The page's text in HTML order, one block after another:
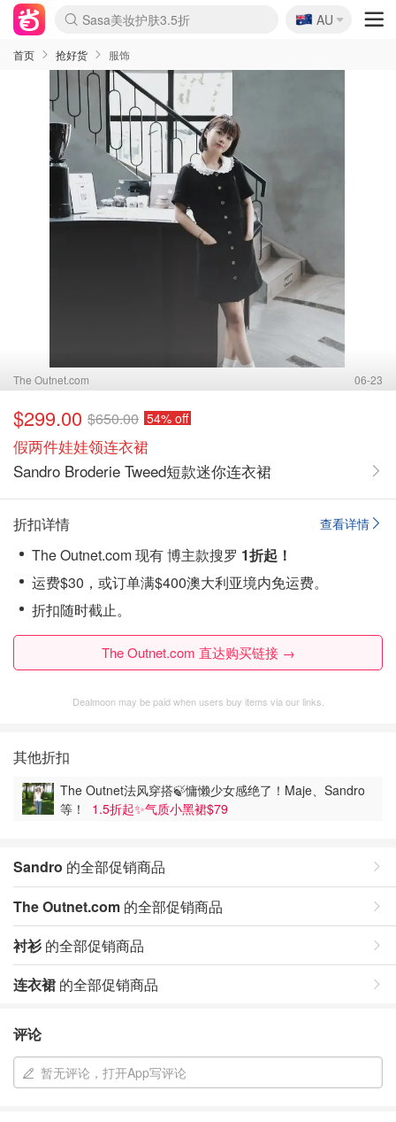
lululemon折扣上新
Sasa美妆护肤3.5折
SSENSE年中2.5折
FreshBeauty好价汇总
Cettire降价+叠9折
WWS Coles超市实拍
viagogo二手票捡漏
Myer超级周末
The Outnet奢牌1折起
David Jones 3折起
Flannels大牌1折
Perfumes Club护肤1折
AMIRO面罩$251
Amazon折扣汇总
eToro入金$200送$50
Amazon数码好物
ICONIC本周7.5折
ThedoubleF高奢地板价
Moose Knuckles 6折
丝芙兰5折起
EUFY摄像头$98
Selenichast首饰2折
Trip机票酒店促销
YSL送5件彩妆礼
Amazon家居好物
Amazon美妆护肤
雅漾大喷$8
过敏原检测盒$33
伊索独家赠50ml沐浴露
科颜氏高保湿面霜$29
SEALIFE海洋馆门票6折
丝塔芙大白罐$16
订阅Newsletter送香薰
Cult Beauty 6.8折
Harrods圣诞日历$525
LN-CC奢牌私促3折
d'Alba空姐喷雾$16
EVE LOM套装£56
Bernardelli独家4折
Adore Beauty 6折起
CT圣诞日历
Mytheresa奢品2.7折
Luxury Escapes 9折
Currentbody美容仪$881
MOON Garden Live
Roborock扫地机$649
Tingo Life水杯$24
Valentino官网5折
CR洗护套装$23
修丽可4件套$159
Myer彩妆2件7折
GANNI官网4.5折
Stylevana韩妆4折
Tessabit高奢8.5折
OGX洗发水$11
Amazon阿德莱德次日达
卡诗8.5折+赠礼
Philips Hue灯具8折
🇦🇺
AU
首页 抢好货 服饰
The Outnet.com 06-23
$299.00 $650.00 54% off
假两件娃娃领连衣裙
Sandro Broderie Tweed短款迷你连衣裙
查看详情
折扣详情
The Outnet.com 现有 博主款搜罗 1折起！
运费$30，或订单满$400澳大利亚境内免运费。
折扣随时截止。
The Outnet.com 直达购买链接 →
Dealmoon may be paid when users buy items via our links.
其他折扣
The Outnet法风穿搭🍃慵懒少女感绝了！Maje、Sandro
等！ 1.5折起✨气质小黑裙$79
Sandro 的全部促销商品
The Outnet.com 的全部促销商品
衬衫的全部促销商品
连衣裙 的全部促销商品
评论
暂无评论，打开App写评论